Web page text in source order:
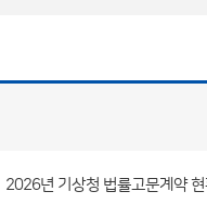
공
개
정
보2026년 기상청 법률고문계약